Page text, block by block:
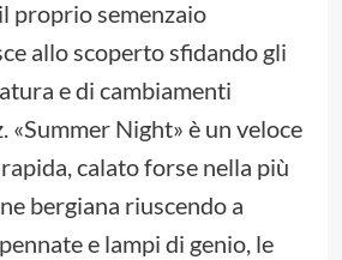
proprio semenzaio
allo scoperto sfidando gli
e di cambiamenti
«Summer Night» è un veloce
calato forse nella più
bergiana riuscendo a
e lampi di genio, le